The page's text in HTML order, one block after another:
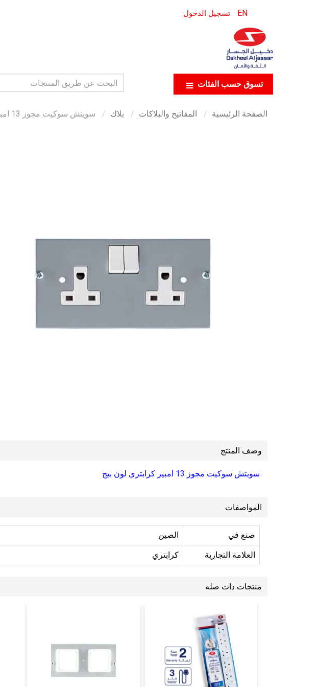
EN تسجيل الدخول
تسوق حسب الفئات
الصفحة الرئيسية المفاتيح والبلاكات بلاك سويتش سوكيت مجوز 13 امبير كرابتري لون بيج
وصف المنتج
سويتش سوكيت مجوز 13 امبير كرابتري لون بيج
المواصفات
صنع في الصين
العلامة التجارية كرابتري
منتجات ذات صله